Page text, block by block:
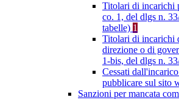
Titolari di incarichi
co. 1, del dlgs n.
tabelle) 1
Titolari di incarichi
direzione o di
1-bis, del dlgs n.
Cessati
pubblicare sul sito
Sanzioni per mancata